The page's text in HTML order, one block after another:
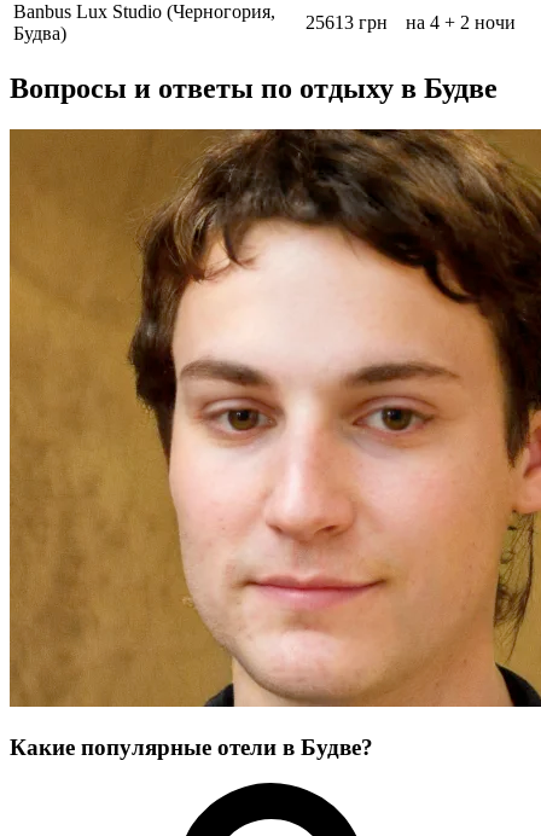
Banbus Lux Studio (Черногория,
Будва)
25613 грн на 4 + 2 ночи
Вопросы и ответы по отдыху в Будве
Какие популярные отели в Будве?